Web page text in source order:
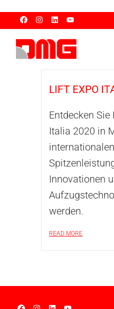
LIFT EXPO
Entdecken
Italia 2020 in
Innovationen
werden.
READ MORE